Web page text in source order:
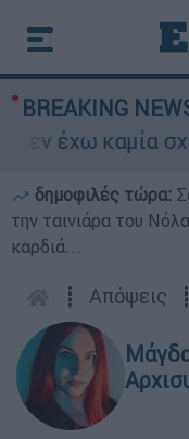
BREAKING
έχω καμία
δημοφιλές τώρα:
την ταινιάρα του
καρδιά...
┋ Απόψεις